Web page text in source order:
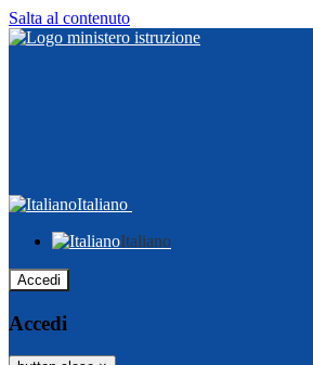
Salta al contenuto
Italiano
Italiano
Accedi
Accedi